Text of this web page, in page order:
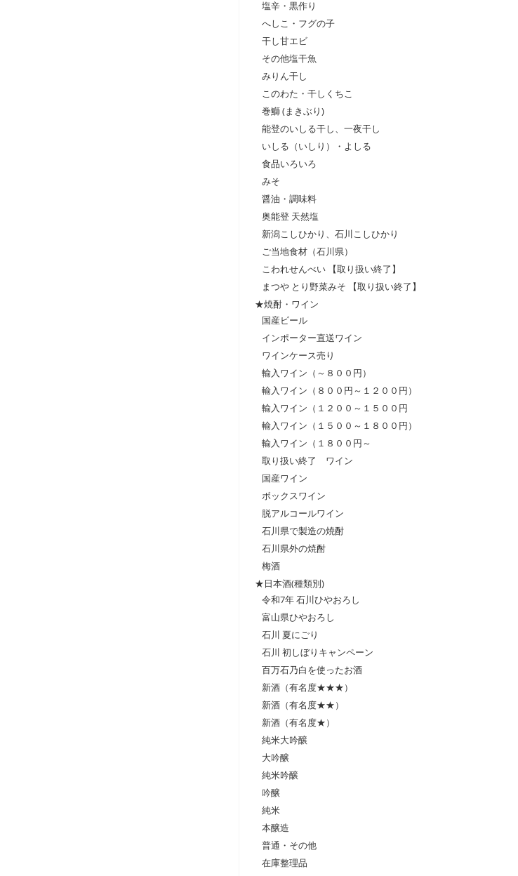
塩辛・黒作り
へしこ・フグの子
干し甘エビ
その他塩干魚
みりん干し
このわた・干しくちこ
巻鰤 (まきぶり)
能登のいしる干し、一夜干し
いしる（いしり）・よしる
食品いろいろ
みそ
醤油・調味料
奥能登 天然塩
新潟こしひかり、石川こしひかり
ご当地食材（石川県）
こわれせんべい 【取り扱い終了】
まつや とり野菜みそ 【取り扱い終了】
★焼酎・ワイン
国産ビール
インポーター直送ワイン
ワインケース売り
輸入ワイン（～８００円）
輸入ワイン（８００円～１２００円）
輸入ワイン（１２００～１５００円
輸入ワイン（１５００～１８００円）
輸入ワイン（１８００円～
取り扱い終了 ワイン
国産ワイン
ボックスワイン
脱アルコールワイン
石川県で製造の焼酎
石川県外の焼酎
梅酒
★日本酒(種類別)
令和7年 石川ひやおろし
富山県ひやおろし
石川 夏にごり
石川 初しぼりキャンペーン
百万石乃白を使ったお酒
新酒（有名度★★★）
新酒（有名度★★）
新酒（有名度★）
純米大吟醸
大吟醸
純米吟醸
吟醸
純米
本醸造
普通・その他
在庫整理品